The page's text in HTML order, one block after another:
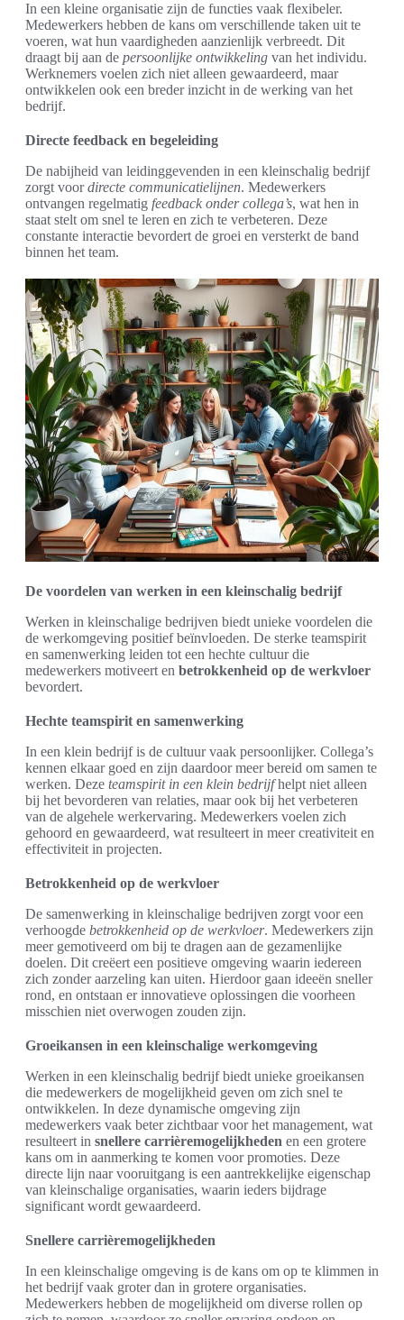
In een kleine organisatie zijn de functies vaak flexibeler.
Medewerkers hebben de kans om verschillende taken uit te
voeren, wat hun vaardigheden aanzienlijk verbreedt. Dit
draagt bij aan de persoonlijke ontwikkeling van het individu.
Werknemers voelen zich niet alleen gewaardeerd, maar
ontwikkelen ook een breder inzicht in de werking van het
bedrijf.
Directe feedback en begeleiding
De nabijheid van leidinggevenden in een kleinschalig bedrijf
zorgt voordirecte communicatielijnen. Medewerkers
ontvangen regelmatig feedback onder collega’s, wat hen in
staat stelt om snel te leren en zich te verbeteren. Deze
constante interactie bevordert de groei en versterkt de band
binnen het team.
De voordelen van werken in een kleinschalig bedrijf
Werken in kleinschalige bedrijven biedt unieke voordelen die
de werkomgeving positief beïnvloeden. De sterke teamspirit
en samenwerking leiden tot een hechte cultuur die
medewerkers motiveert en betrokkenheid op de werkvloer
bevordert.
Hechte teamspirit en samenwerking
In een klein bedrijf is de cultuur vaak persoonlijker. Collega’s
kennen elkaar goed en zijn daardoor meer bereid om samen te
werken. Deze teamspirit in een klein bedrijfhelpt niet alleen
bij het bevorderen van relaties, maar ook bij het verbeteren
van de algehele werkervaring. Medewerkers voelen zich
gehoord en gewaardeerd, wat resulteert in meer creativiteit en
effectiviteit in projecten.
Betrokkenheid op de werkvloer
De samenwerking in kleinschalige bedrijven zorgt voor een
verhoogde betrokkenheid op de werkvloer. Medewerkers zijn
meer gemotiveerd om bij te dragen aan de gezamenlijke
doelen. Dit creëert een positieve omgeving waarin iedereen
zich zonder aarzeling kan uiten. Hierdoor gaan ideeën sneller
rond, en ontstaan er innovatieve oplossingen die voorheen
misschien niet overwogen zouden zijn.
Groeikansen in een kleinschalige werkomgeving
Werken in een kleinschalig bedrijf biedt unieke groeikansen
die medewerkers de mogelijkheid geven om zich snel te
ontwikkelen. In deze dynamische omgeving zijn
medewerkers vaak beter zichtbaar voor het management, wat
resulteert in snellere carrièremogelijkheden en een grotere
kans om in aanmerking te komen voor promoties. Deze
directe lijn naar vooruitgang is een aantrekkelijke eigenschap
van kleinschalige organisaties, waarin ieders bijdrage
significant wordt gewaardeerd.
Snellere carrièremogelijkheden
In een kleinschalige omgeving is de kans om op te klimmen in
het bedrijf vaak groter dan in grotere organisaties.
Medewerkers hebben de mogelijkheid om diverse rollen op